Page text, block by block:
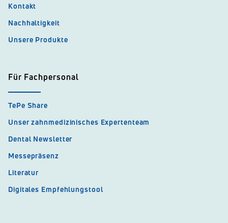
Kontakt
Nachhaltigkeit
Unsere Produkte
Für Fachpersonal
TePe Share
Unser zahnmedizinisches Expertenteam
Dental Newsletter
Messepräsenz
Literatur
Digitales Empfehlungstool